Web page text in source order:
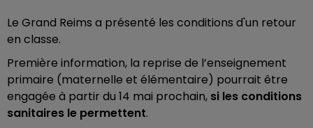
Le Grand Reims a présenté les conditions d'un retour
en classe.
Première information, la reprise de l’enseignement
primaire (maternelle et élémentaire) pourrait être
engagée à partir du 14 mai prochain, si les conditions
sanitaires le permettent.